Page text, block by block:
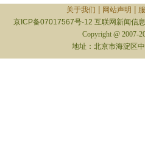
关于我们 网站声明
京ICP备07017567号-12 互联网新闻信
Copyright @ 2007-
地址：北京市海淀区